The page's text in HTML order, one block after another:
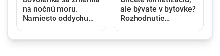
na nočnú moru.
Namiesto oddychu
ale bývate v bytovke?
Rozhodnutie